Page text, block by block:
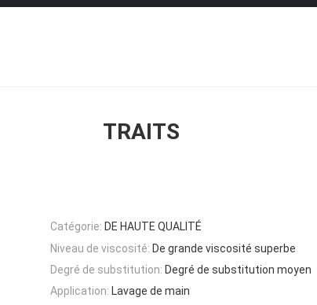
TRAITS
Catégorie: DE HAUTE QUALITÉ
Niveau de viscosité: De grande viscosité superbe
Degré de substitution: Degré de substitution moyen
Application: Lavage de main